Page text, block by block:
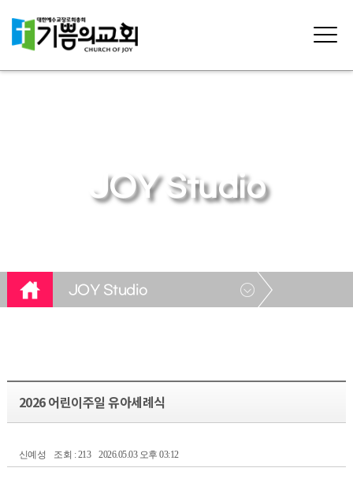
JOY Studio
JOY Studio
2026 어린이주일 유아세례식
신예성 조회 : 213 2026.05.03 오후 03:12